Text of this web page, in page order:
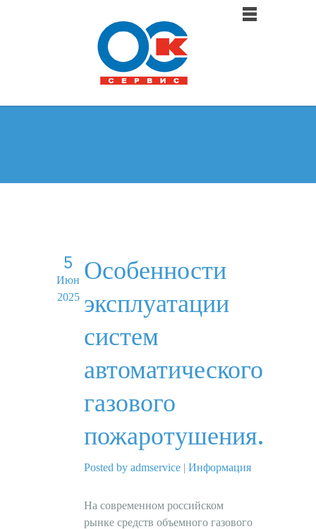
5
Июн
2025
Особенности
эксплуатации
систем
автоматического
газового
пожаротушения.
Posted by admservice | Информация
На современном российском
рынке средств объемного газового